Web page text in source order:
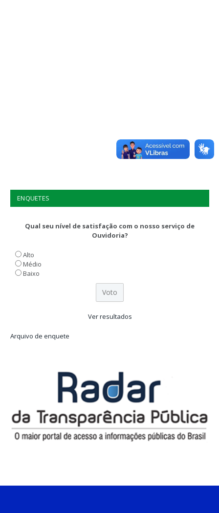
ENQUETES
Qual seu nível de satisfação com o nosso serviço de
Ouvidoria?
Alto
Médio
Baixo
Ver resultados
Arquivo de enquete